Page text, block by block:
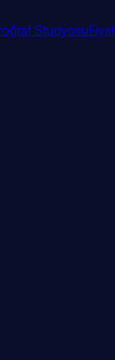
Stüdyosu